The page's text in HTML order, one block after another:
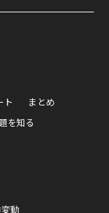
ト
まとめ
を知る
動